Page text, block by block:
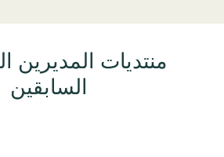
منتديات المديرين
السابقين